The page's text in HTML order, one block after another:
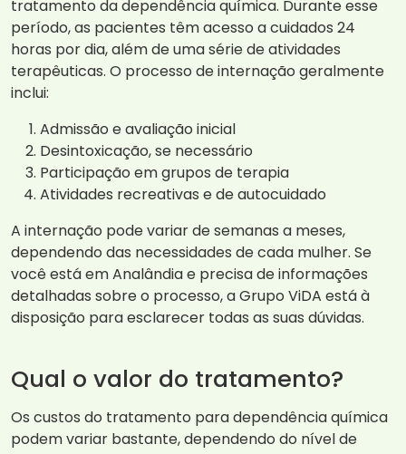
tratamento da dependência química. Durante esse
período, as pacientes têm acesso a cuidados 24
horas por dia, além de uma série de atividades
terapêuticas. O processo de internação geralmente
inclui:
Admissão e avaliação inicial
Desintoxicação, se necessário
Participação em grupos de terapia
Atividades recreativas e de autocuidado
A internação pode variar de semanas a meses,
dependendo das necessidades de cada mulher. Se
você está em Analândia e precisa de informações
detalhadas sobre o processo, a Grupo ViDA está à
disposição para esclarecer todas as suas dúvidas.
Qual o valor do tratamento?
Os custos do tratamento para dependência química
podem variar bastante, dependendo do nível de